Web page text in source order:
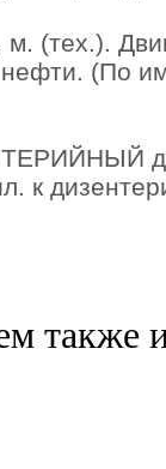
(тех.).
(По
к
также